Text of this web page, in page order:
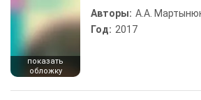
показать
обложку
Авторы: А.А.
Год: 2017